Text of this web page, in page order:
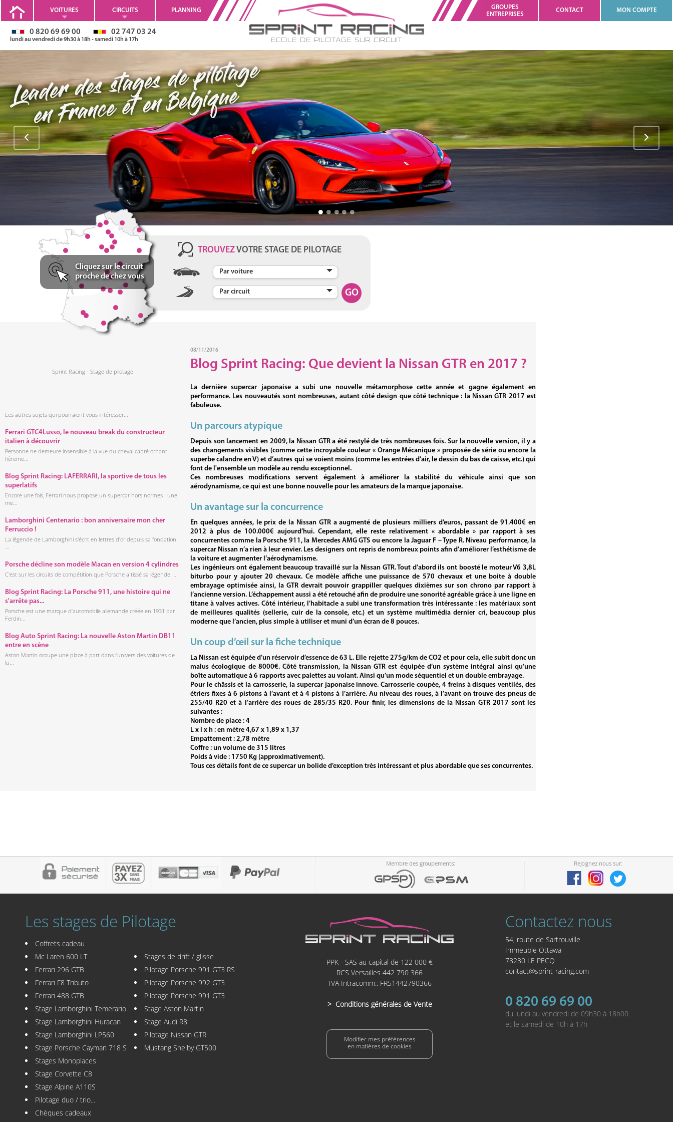
Ecole de Pilotage sur Circuit
VOITURES CIRCUITS PLANNING
GROUPES
ENTREPRISES
CONTACT MON COMPTE
0 820 69 69 00 02 747 03 24
lundi au vendredi de 9h30 à 18h - samedi 10h à 17h
Cliquez sur le circuit
proche de chez vous
TROUVEZVOTRE STAGE DE PILOTAGE
GO
Sprint Racing - Stage de pilotage
Les autres sujets qui pourraient vous intéresser...
Ferrari GTC4Lusso, le nouveau break du constructeur
italien à découvrir
Personne ne demeure insensible à la vue du cheval cabré ornant
fièreme...
Blog Sprint Racing: LAFERRARI, la sportive de tous les
superlatifs
Encore une fois, Ferrari nous propose un supercar hors normes : une
me...
Lamborghini Centenario : bon anniversaire mon cher
Ferruccio !
La légende de Lamborghini s'écrit en lettres d'or depuis sa fondation
...
Porsche décline son modèle Macan en version 4 cylindres
C'est sur les circuits de compétition que Porsche a tissé sa légende. ...
Blog Sprint Racing: La Porsche 911, une histoire qui ne
s'arrête pas...
Porsche est une marque d’automobile allemande créée en 1931 par
Ferdin...
Blog Auto Sprint Racing: La nouvelle Aston Martin DB11
entre en scène
Aston Martin occupe une place à part dans l'univers des voitures de
lu...
08/11/2016
Blog Sprint Racing: Que devient la Nissan GTR en 2017 ?
La dernière supercar japonaise a subi une nouvelle métamorphose cette année et gagne également en
performance. Les nouveautés sont nombreuses, autant côté design que côté technique : la Nissan GTR 2017 est
fabuleuse.
Un parcours atypique
Depuis son lancement en 2009, la Nissan GTR a été restylé de très nombreuses fois. Sur la nouvelle version, il y a
des changements visibles (comme cette incroyable couleur « Orange Mécanique » proposée de série ou encore la
superbe calandre en V) et d’autres qui se voient moins (comme les entrées d’air, le dessin du bas de caisse, etc.) qui
font de l'ensemble un modèle au rendu exceptionnel.
Ces nombreuses modifications servent également à améliorer la stabilité du véhicule ainsi que son
aérodynamisme, ce qui est une bonne nouvelle pour les amateurs de la marque japonaise.
Un avantage sur la concurrence
En quelques années, le prix de la Nissan GTR a augmenté de plusieurs milliers d’euros, passant de 91.400€ en
2012 à plus de 100.000€ aujourd’hui. Cependant, elle reste relativement « abordable » par rapport à ses
concurrentes comme la Porsche 911, la Mercedes AMG GTS ou encore la Jaguar F – Type R. Niveau performance, la
supercar Nissan n’a rien à leur envier. Les designers ont repris de nombreux points afin d’améliorer l’esthétisme de
la voiture et augmenter l’aérodynamisme.
Les ingénieurs ont également beaucoup travaillé sur la Nissan GTR. Tout d’abord ils ont boosté le moteur V6 3,8L
biturbo pour y ajouter 20 chevaux. Ce modèle affiche une puissance de 570 chevaux et une boite à double
embrayage optimisée ainsi, la GTR devrait pouvoir grappiller quelques dixièmes sur son chrono par rapport à
l’ancienne version. L’échappement aussi a été retouché afin de produire une sonorité agréable grâce à une ligne en
titane à valves actives. Côté intérieur, l’habitacle a subi une transformation très intéressante : les matériaux sont
de meilleures qualités (sellerie, cuir de la console, etc.) et un système multimédia dernier cri, beaucoup plus
moderne que l’ancien, plus simple à utiliser et muni d’un écran de 8 pouces.
Un coup d’œil sur la fiche technique
La Nissan est équipée d’un réservoir d’essence de 63 L. Elle rejette 275g/km de CO2 et pour cela, elle subit donc un
malus écologique de 8000€. Côté transmission, la Nissan GTR est équipée d’un système intégral ainsi qu’une
boîte automatique à 6 rapports avec palettes au volant. Ainsi qu’un mode séquentiel et un double embrayage.
Pour le châssis et la carrosserie, la supercar japonaise innove. Carrosserie coupée, 4 freins à disques ventilés, des
étriers fixes à 6 pistons à l’avant et à 4 pistons à l’arrière. Au niveau des roues, à l’avant on trouve des pneus de
255/40 R20 et à l’arrière des roues de 285/35 R20. Pour finir, les dimensions de la Nissan GTR 2017 sont les
suivantes :
Nombre de place : 4
L x l x h : en mètre 4,67 x 1,89 x 1,37
Empattement : 2,78 mètre
Coffre : un volume de 315 litres
Poids à vide : 1750 Kg (approximativement).
Tous ces détails font de ce supercar un bolide d’exception très intéressant et plus abordable que ses concurrentes.
Membre des groupements: Rejoignez nous sur:
Les stages de Pilotage
Coffrets cadeau
Mc Laren 600 LT
Ferrari 296 GTB
Ferrari F8 Tributo
Ferrari 488 GTB
Stage Lamborghini Temerario
Stage Lamborghini Huracan
Stage Lamborghini LP560
Stage Porsche Cayman 718 S
Stages de drift / glisse
Pilotage Porsche 991 GT3 RS
Pilotage Porsche 992 GT3
Pilotage Porsche 991 GT3
Stage Aston Martin
Stage Audi R8
Pilotage Nissan GTR
Mustang Shelby GT500
Stages Monoplaces
Stage Corvette C8
Stage Alpine A110S
Pilotage duo / trio...
Chèques cadeaux
PPK - SAS au capital de 122 000
RCS Versailles 442 790 366
TVA Intracomm.: FR51442790366
> Conditions générales de Vente
Modifier mes préférences
en matières de cookies
Contactez nous
54, route de Sartrouville
Immeuble Ottawa
78230 LE PECQ
contact@sprint-racing.com
0 820 69 69 00
du lundi au vendredi de 09h30 à 18h00
et le samedi de 10h à 17h